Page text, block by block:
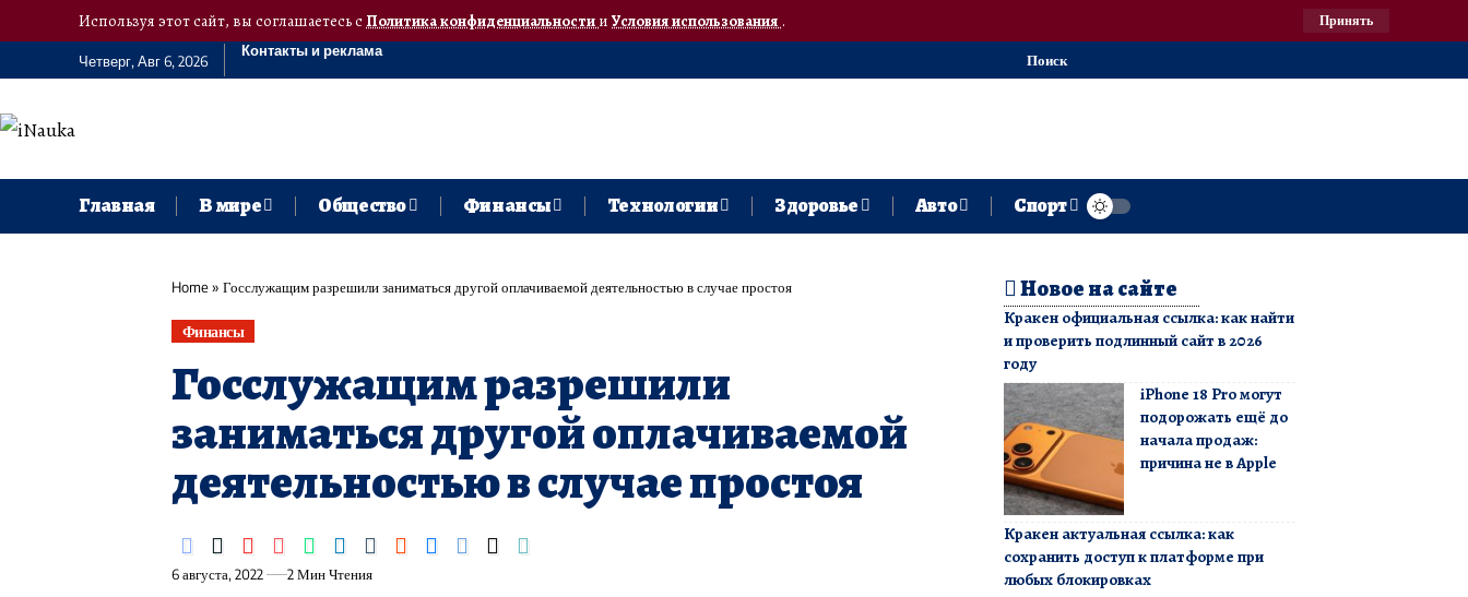
Используя этот сайт, вы соглашаетесь сПолитика конфиденциальностии Условия использования. Принять
Четверг, Авг 6, 2026
Контакты и реклама
Поиск
Главная В мире Общество Финансы Технологии Здоровье Авто Спорт
Home» Госслужащим разрешили заниматься другой оплачиваемой деятельностью в случае простоя
Финансы
Госслужащим разрешили
заниматься другой оплачиваемой
деятельностью в случае простоя
6 августа, 2022 2 Мин Чтения
Новое на сайте
Кракен официальная ссылка: как найти
и проверить подлинный сайт в 2026
году
iPhone 18 Pro могут
подорожать ещё до
начала продаж:
причина не в Apple
Кракен актуальная ссылка: как
сохранить доступ к платформе при
любых блокировках